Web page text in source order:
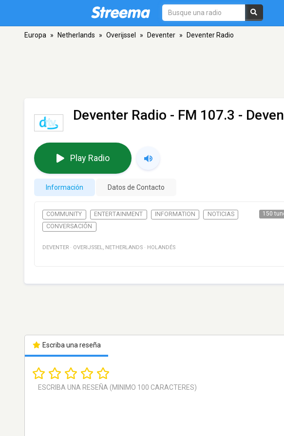
Europa » Netherlands » Overijssel » Deventer » Deventer Radio
Deventer Radio - FM 107.3 -
Play Radio
Información Datos de Contacto
COMMUNITY ENTERTAINMENT INFORMATION
NOTICIAS
CONVERSACIÓN
150
DEVENTER · OVERIJSSEL, NETHERLANDS · HOLANDÉS
Escriba una reseña